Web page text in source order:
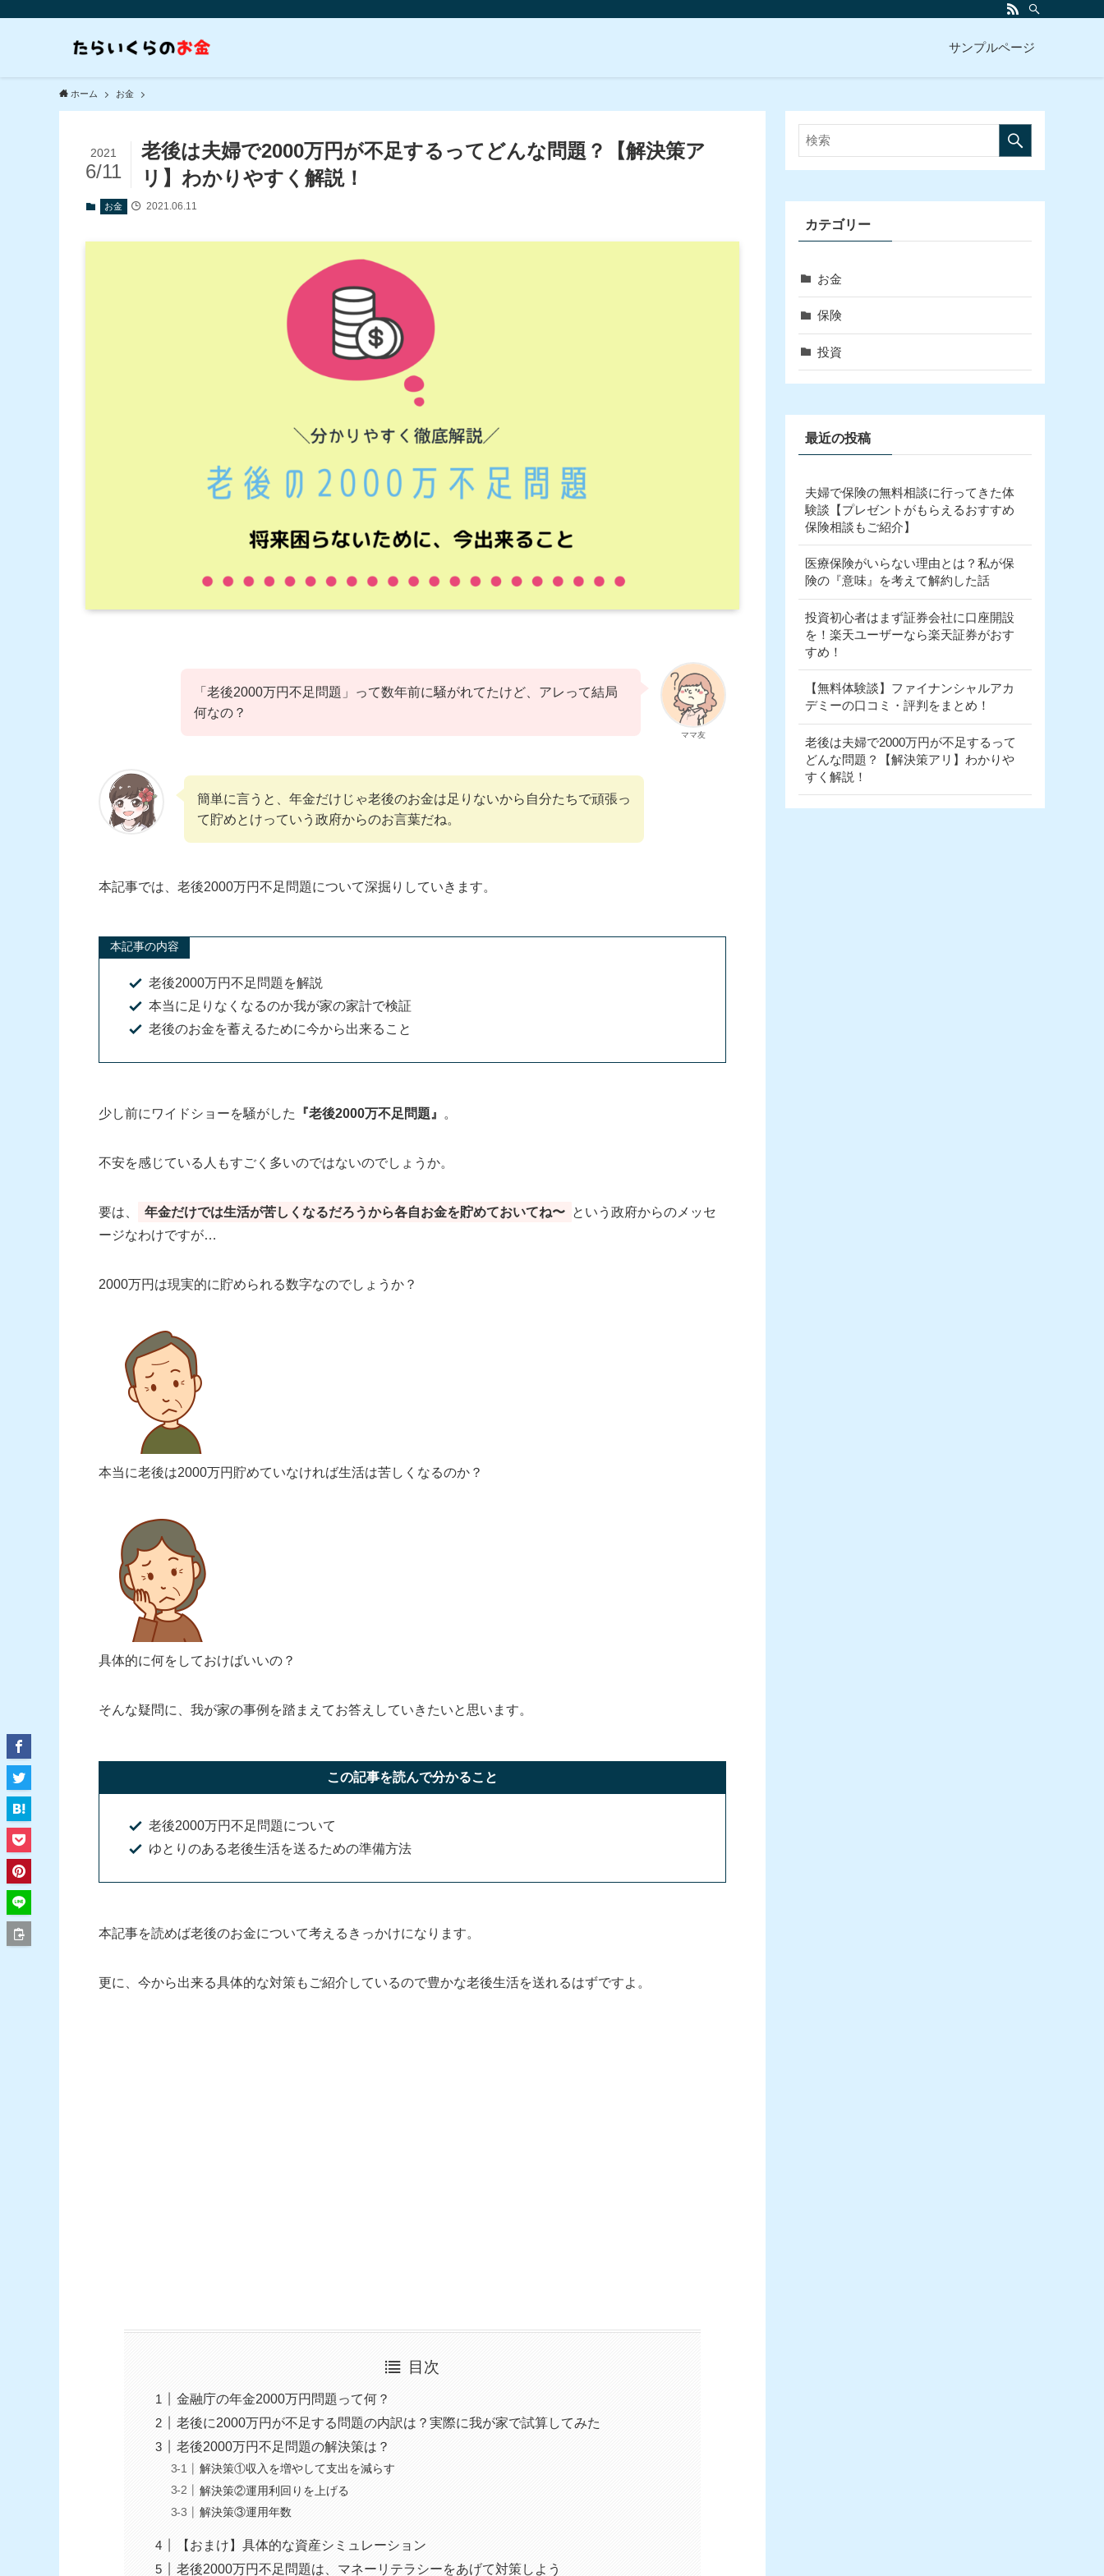
サンプルページ
ホーム お金
老後は夫婦で2000万円が不足するってどんな問題？【解決策ア
リ】わかりやすく解説！
2021
6/11
お金 2021.06.11
ママ友
「老後2000万円不足問題」って数年前に騒がれてたけど、アレって結局
何なの？
簡単に言うと、年金だけじゃ老後のお金は足りないから自分たちで頑張っ
て貯めとけっていう政府からのお言葉だね。
本記事では、老後2000万円不足問題について深掘りしていきます。
本記事の内容
老後2000万円不足問題を解説
本当に足りなくなるのか我が家の家計で検証
老後のお金を蓄えるために今から出来ること
少し前にワイドショーを騒がした 『老後2000万不足問題』 。
不安を感じている人もすごく多いのではないのでしょうか。
要は、 年金だけでは生活が苦しくなるだろうから各自お金を貯めておいてね〜 という政府からのメッセ
ージなわけですが…
2000万円は現実的に貯められる数字なのでしょうか？
本当に老後は2000万円貯めていなければ生活は苦しくなるのか？
具体的に何をしておけばいいの？
そんな疑問に、我が家の事例を踏まえてお答えしていきたいと思います。
この記事を読んで分かること
老後2000万円不足問題について
ゆとりのある老後生活を送るための準備方法
本記事を読めば老後のお金について考えるきっかけになります。
更に、今から出来る具体的な対策もご紹介しているので豊かな老後生活を送れるはずですよ。
目次
金融庁の年金2000万円問題って何？
老後に2000万円が不足する問題の内訳は？実際に我が家で試算してみた
老後2000万円不足問題の解決策は？
解決策①収入を増やして支出を減らす
解決策②運用利回りを上げる
解決策③運用年数
【おまけ】具体的な資産シミュレーション
老後2000万円不足問題は、マネーリテラシーをあげて対策しよう
カテゴリー
お金
保険
投資
最近の投稿
夫婦で保険の無料相談に行ってきた体
験談【プレゼントがもらえるおすすめ
保険相談もご紹介】
医療保険がいらない理由とは？私が保
険の『意味』を考えて解約した話
投資初心者はまず証券会社に口座開設
を！楽天ユーザーなら楽天証券がおす
すめ！
【無料体験談】ファイナンシャルアカ
デミーの口コミ・評判をまとめ！
老後は夫婦で2000万円が不足するって
どんな問題？【解決策アリ】わかりや
すく解説！